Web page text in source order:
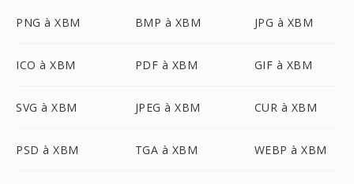
PNG à XBM BMP à XBM JPG à XBM
ICO à XBM PDF à XBM GIF à XBM
SVG à XBM JPEG à XBM CUR à XBM
PSD à XBM TGA à XBM WEBP à XBM